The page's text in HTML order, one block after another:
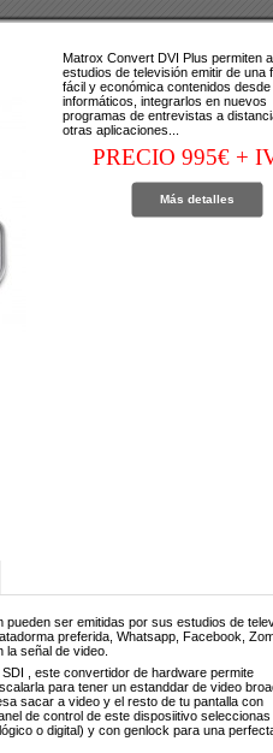
Matrox Convert DVI Plus permiten
estudios de televisión emitir de una
fácil y económica contenidos desde
informáticos, integrarlos en nuevos
programas de entrevistas a
otras aplicaciones...
PRECIO 995€ +
Más detalles
ser emitidas por sus estudios de
preferida, Whatsapp, Facebook,
señal de video.
, este convertidor de hardware permite
para tener un estanddar de video
sacar a video y el resto de tu pantalla con
de control de este disposiitivo seleccionas
o digital) y con genlock para una